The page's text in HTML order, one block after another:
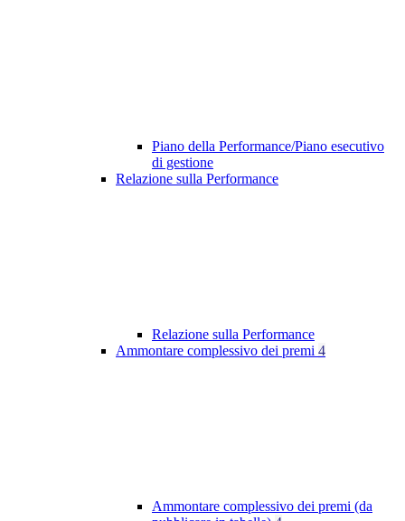
Piano della Performance/Piano esecutivo
di gestione
Relazione sulla Performance
Relazione sulla Performance
Ammontare complessivo dei premi 4
Ammontare complessivo dei premi (da